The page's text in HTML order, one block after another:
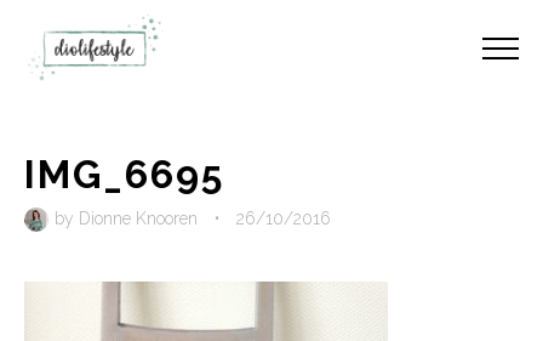
IMG_6695
by Dionne Knooren • 26/10/2016